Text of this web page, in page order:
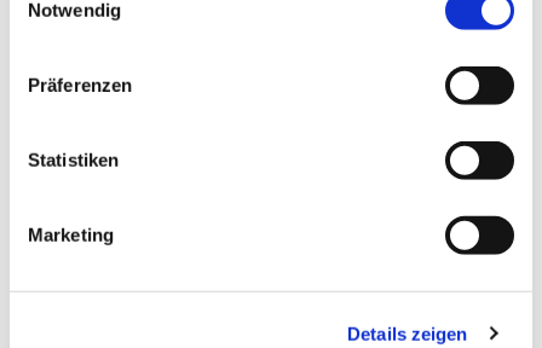
Notwendig
Präferenzen
Statistiken
Marketing
Details zeigen
Dies könnte Sie auch